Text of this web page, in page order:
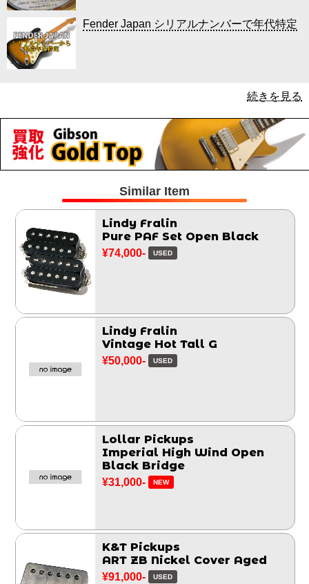
Fender Japan シリアルナンバーで年代特定
続きを見る
Similar Item
Lindy Fralin
Pure PAF Set Open Black
¥74,000- USED
Lindy Fralin
Vintage Hot Tall G
¥50,000- USED
Lollar Pickups
Imperial High Wind Open
Black Bridge
¥31,000- NEW
K&T Pickups
ART ZB Nickel Cover Aged
¥91,000- USED